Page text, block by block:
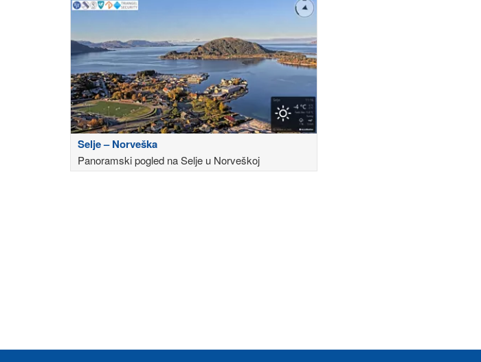
Selje – Norveška
Panoramski pogled na Selje u Norveškoj